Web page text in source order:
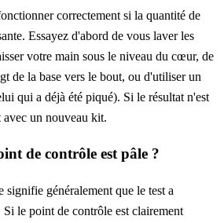
correctement si la quantité de
Essayez d'abord de vous laver les
votre main sous le niveau du cœur, de
de la base vers le bout, ou d'utiliser un
qui a déjà été piqué). Si le résultat n'est
avec un nouveau kit.
de contrôle est pâle ?
généralement que le test a
le point de contrôle est clairement